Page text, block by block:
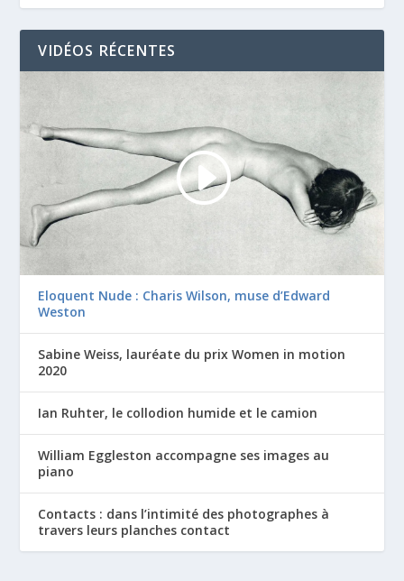
VIDÉOS RÉCENTES
Eloquent Nude : Charis Wilson, muse d’Edward
Weston
Sabine Weiss, lauréate du prix Women in motion
2020
Ian Ruhter, le collodion humide et le camion
William Eggleston accompagne ses images au
piano
Contacts : dans l’intimité des photographes à
travers leurs planches contact